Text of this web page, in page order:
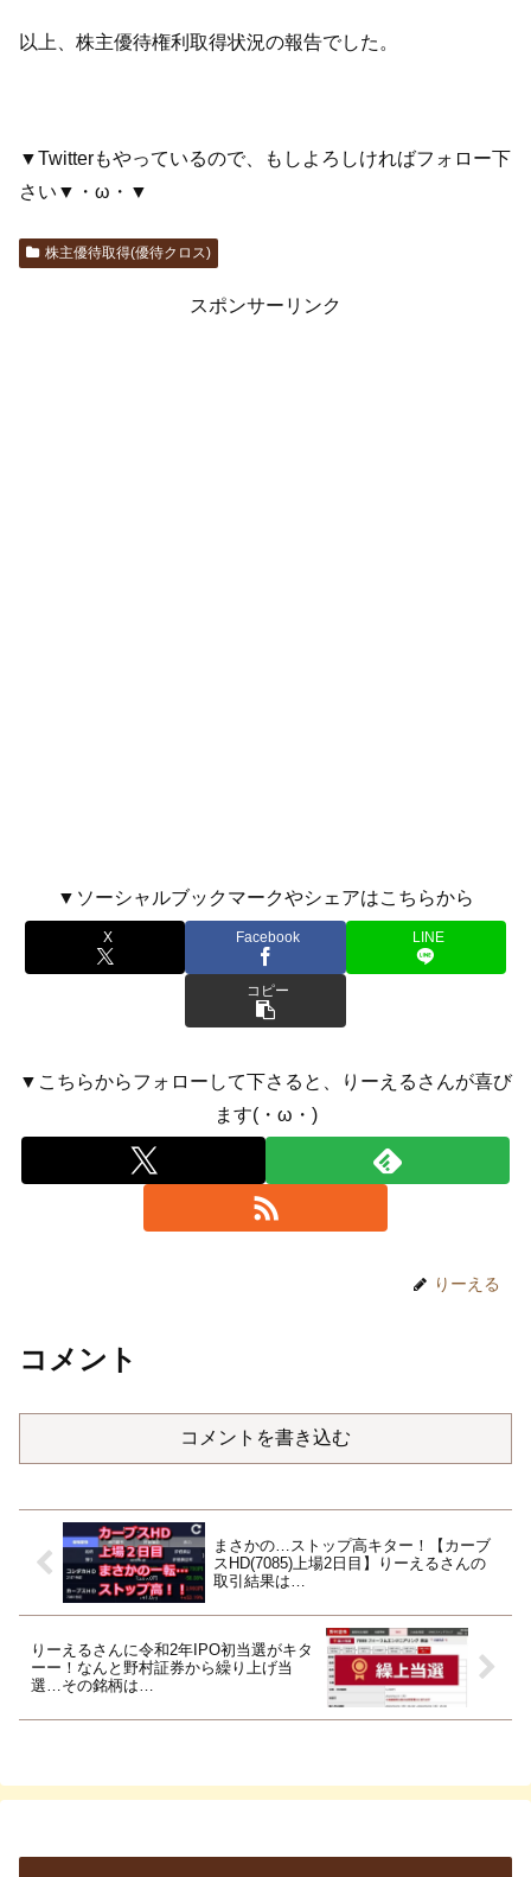
以上、株主優待権利取得状況の報告でした。
▼Twitterもやっているので、もしよろしければフォロー下
さい▼・ω・▼
株主優待取得(優待クロス)
スポンサーリンク
▼ソーシャルブックマークやシェアはこちらから
X Facebook LINE
コピー
▼こちらからフォローして下さると、りーえるさんが喜び
ます(・ω・)
りーえる
コメント
コメントを書き込む
まさかの…ストップ高キター！【カーブ
スHD(7085)上場2日目】りーえるさんの
取引結果は…
りーえるさんに令和2年IPO初当選がキタ
ーー！なんと野村証券から繰り上げ当
選…その銘柄は…